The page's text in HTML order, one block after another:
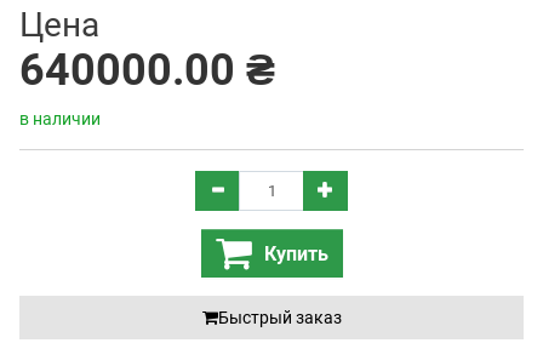
Цена
640000.00 ₴
в наличии
Купить
Быстрый заказ